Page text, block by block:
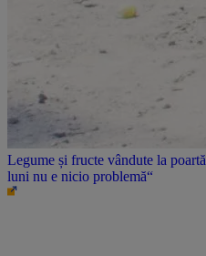
Legume și fructe vândute la
luni nu e nicio problemă“